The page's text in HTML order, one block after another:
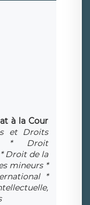
à la Cour
et Droits
* Droit
Droit de la
mineurs *
*